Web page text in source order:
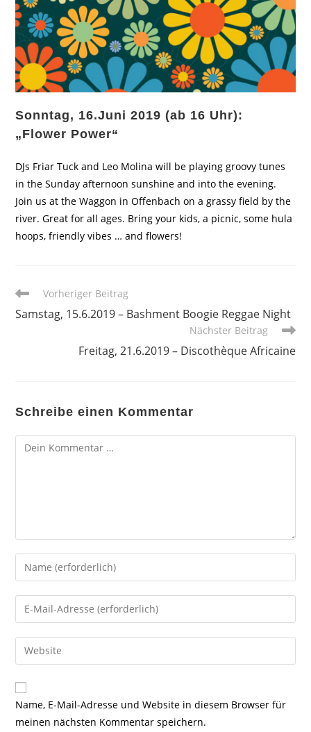
Sonntag, 16.Juni 2019 (ab 16 Uhr):
„Flower Power“
DJs Friar Tuck and Leo Molina will be playing groovy tunes
in the Sunday afternoon sunshine and into the evening.
Join us at the Waggon in Offenbach on a grassy field by the
river. Great for all ages. Bring your kids, a picnic, some hula
hoops, friendly vibes … and flowers!
Weitere
ansehen
Vorheriger Beitrag
Samstag, 15.6.2019 – Bashment Boogie Reggae Night
Nächster Beitrag
Freitag, 21.6.2019 – Discothèque Africaine
Schreibe einen Kommentar
Kommentar
Gib
deinen
Namen
oder
zum
Kommentieren
ein
Gib
deine
E-
Mail-
zum
Kommentieren
ein
Gib
deine
Website-
URL
Name, E-Mail-Adresse und Website in diesem Browser für
meinen nächsten Kommentar speichern.